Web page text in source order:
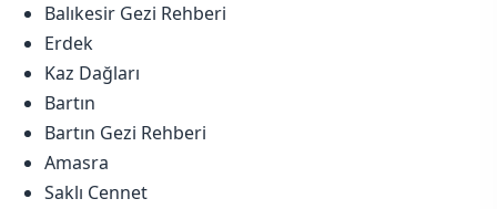
Balıkesir Gezi Rehberi
Erdek
Kaz Dağları
Bartın
Bartın Gezi Rehberi
Amasra
Saklı Cennet